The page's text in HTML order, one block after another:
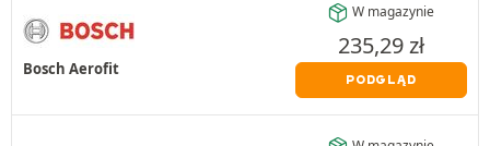
Bosch Aerofit
W magazynie
235,29zł
PODGLĄD